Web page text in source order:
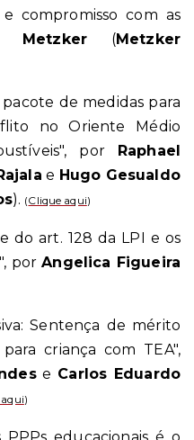
compromisso com as
Metzker (Metzker
de medidas para
no Oriente Médio
por Raphael
e Hugo Gesualdo
). (Clique aqui)
do art. 128 da LPI e os
porAngelica Figueira
Sentença de mérito
criança com TEA",
e Carlos Eduardo
)
educacionais é o